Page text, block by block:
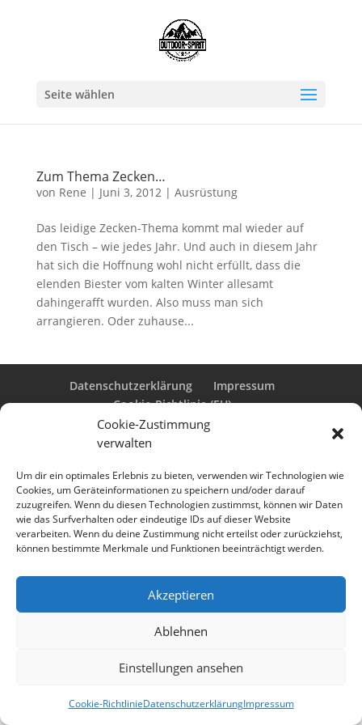
Cookie-Zustimmung
verwalten
Um dir ein optimales Erlebnis zu bieten, verwenden wir Technologien wie
Cookies, um Geräteinformationen zu speichern und/oder darauf
zuzugreifen. Wenn du diesen Technologien zustimmst, können wir Daten
wie das Surfverhalten oder eindeutige IDs auf dieser Website
verarbeiten. Wenn du deine Zustimmung nicht erteilst oder zurückziehst,
können bestimmte Merkmale und Funktionen beeinträchtigt werden.
Akzeptieren
Ablehnen
Einstellungen ansehen
Cookie-RichtlinieDatenschutzerklärungImpressum
Seite wählen
Zum Thema Zecken…
von Rene | Juni 3, 2012| Ausrüstung
Das leidige Zecken-Thema kommt mal wieder auf
den Tisch – wie jedes Jahr. Und auch in diesem Jahr
hat sich die Hoffnung wohl nicht erfüllt, dass die
elenden Biester vom kalten Winter allesamt
dahingerafft wurden. Also muss man sich
arrangieren. Oder zuhause...
Datenschutzerklärung
Impressum
Cookie-Richtlinie (EU)
Designed byElegant Themes| Powered by
WordPress